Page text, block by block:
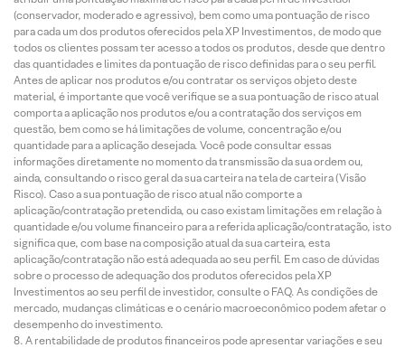
(conservador, moderado e agressivo), bem como uma pontuação de risco
para cada um dos produtos oferecidos pela XP Investimentos, de modo que
todos os clientes possam ter acesso a todos os produtos, desde que dentro
das quantidades e limites da pontuação de risco definidas para o seu perfil.
Antes de aplicar nos produtos e/ou contratar os serviços objeto deste
material, é importante que você verifique se a sua pontuação de risco atual
comporta a aplicação nos produtos e/ou a contratação dos serviços em
questão, bem como se há limitações de volume, concentração e/ou
quantidade para a aplicação desejada. Você pode consultar essas
informações diretamente no momento da transmissão da sua ordem ou,
ainda, consultando o risco geral da sua carteira na tela de carteira (Visão
Risco). Caso a sua pontuação de risco atual não comporte a
aplicação/contratação pretendida, ou caso existam limitações em relação à
quantidade e/ou volume financeiro para a referida aplicação/contratação, isto
significa que, com base na composição atual da sua carteira, esta
aplicação/contratação não está adequada ao seu perfil. Em caso de dúvidas
sobre o processo de adequação dos produtos oferecidos pela XP
Investimentos ao seu perfil de investidor, consulte o FAQ. As condições de
mercado, mudanças climáticas e o cenário macroeconômico podem afetar o
desempenho do investimento.
A rentabilidade de produtos financeiros pode apresentar variações e seu